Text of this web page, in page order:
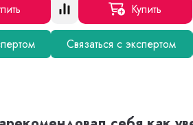
Купить
Связаться с экспертом